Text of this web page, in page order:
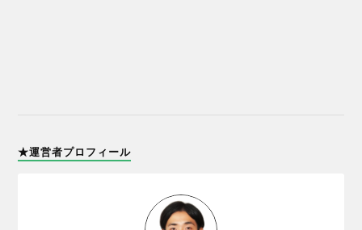
★運営者プロフィール